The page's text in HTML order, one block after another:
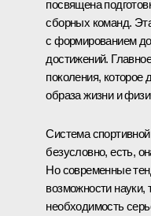
посвящена
сборных команд.
с формированием
достижений.
поколения, которое
образа жизни и
Система
безусловно, есть,
Но современные
возможности науки,
необходимость